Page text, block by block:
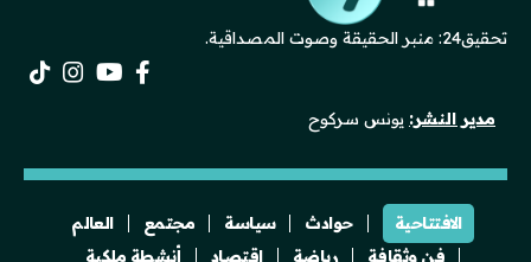
تحقيق24: منبر الحقيقة وصوت المصداقية.
مدير النشر: يونس سركوح
الافتتاحية حوادث سياسة مجتمع
العالم
فن وثقافة
رياضة اقتصاد أنشطة ملكية